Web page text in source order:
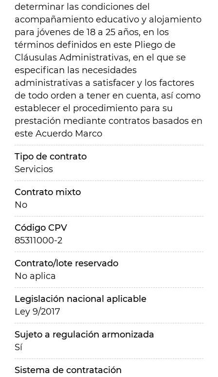
determinar las condiciones del
acompañamiento educativo y alojamiento
para jóvenes de 18 a 25 años, en los
términos definidos en este Pliego de
Cláusulas Administrativas, en el que se
especifican las necesidades
administrativas a satisfacer y los factores
de todo orden a tener en cuenta, así como
establecer el procedimiento para su
prestación mediante contratos basados en
este Acuerdo Marco
Tipo de contrato
Servicios
Contrato mixto
No
Código CPV
85311000-2
Contrato/lote reservado
No aplica
Legislación nacional aplicable
Ley 9/2017
Sujeto a regulación armonizada
Sí
Sistema de contratación